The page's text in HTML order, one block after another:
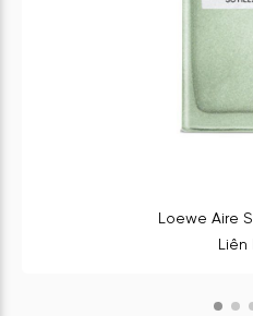
Loewe Aire
Liên